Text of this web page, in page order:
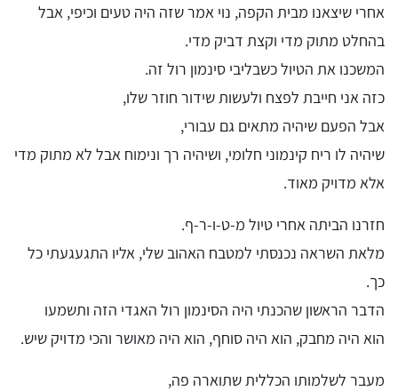
אחרי שיצאנו מבית הקפה, נוי אמר שזה היה טעים וכיפי, אבל
בהחלט מתוק מדי וקצת דביק מדי.
המשכנו את הטיול כשבליבי סינמון רול זה.
כזה אני חייבת לפצח ולעשות שידור חוזר שלו,
אבל הפעם שיהיה מתאים גם עבורי,
שיהיה לו ריח קינמוני חלומי, ושיהיה רך ונימוח אבל לא מתוק מדי
אלא מדויק מאוד.
חזרנו הביתה אחרי טיול מ-ט-ו-ר-ף.
מלאת השראה נכנסתי למטבח האהוב שלי, אליו התגעגעתי כל
כך.
הדבר הראשון שהכנתי היה הסינמון רול האגדי הזה ותשמעו
הוא היה מחבק, הוא היה סוחף, הוא היה מאושר והכי מדויק שיש.
מעבר לשלמותו הכללית שתוארה פה,